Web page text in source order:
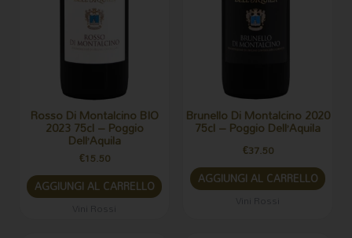
Rosso Di Montalcino BIO
2023 75cl – Poggio
Dell’Aquila
€15.50
AGGIUNGI AL CARRELLO
Brunello Di Montalcino 2020
75cl – Poggio Dell’Aquila
€37.50
AGGIUNGI AL CARRELLO